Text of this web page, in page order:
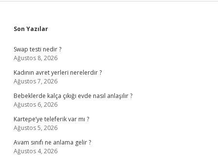
Sidebar
Son Yazılar
Swap testi nedir ?
Ağustos 8, 2026
Kadının avret yerleri nerelerdir ?
Ağustos 7, 2026
Bebeklerde kalça çıkığı evde nasıl anlaşılır ?
Ağustos 6, 2026
Kartepe’ye teleferik var mı ?
Ağustos 5, 2026
Avam sınıfı ne anlama gelir ?
Ağustos 4, 2026